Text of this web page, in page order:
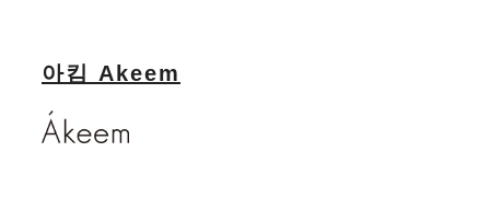
아킴 Akeem